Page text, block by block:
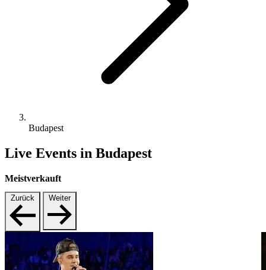
Budapest
Live Events in Budapest
Meistverkauft
Zurück Weiter